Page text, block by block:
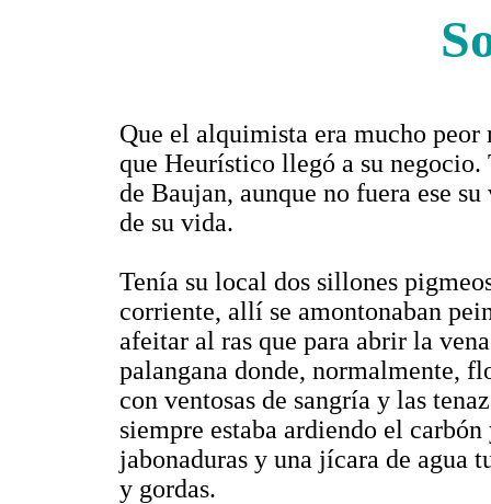
Que el alquimista era mucho
que Heurístico llegó a su
de Baujan, aunque no fuera ese
de su vida.
Tenía su local dos sillones
corriente, allí se amontonaban
afeitar al ras que para abrir la
palangana donde, normalmente,
con ventosas de sangría y las
siempre estaba ardiendo el
jabonaduras y una jícara de agua
y gordas.